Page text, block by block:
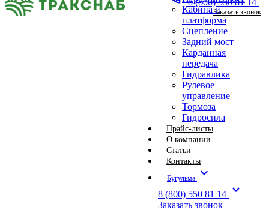
Кабина и
платформа
Сцепление
Задний мост
Карданная
передача
Гидравлика
Рулевое
управление
Тормоза
Гидросила
Прайс-листы
О компании
Статьи
Контакты
Бугульма expand_more
8 (800) 550 81 14 expand_more
Заказать звонок
Заказать звонок